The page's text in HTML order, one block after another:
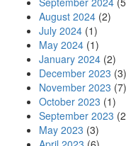
August 2024 (2)
July 2024 (1)
May 2024 (1)
January 2024 (2)
December 2023 (3)
November 2023 (7)
October 2023 (1)
September 2023
May 2023 (3)